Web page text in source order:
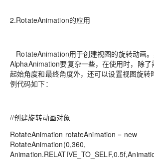
2.RotateAnimation的应用
RotateAnimation用于创建视图的旋转动画
AlphaAnimation要复杂一些，在使用时，除了
起始角度和最终角度外，还可以设置视图旋转
例代码如下：
//创建旋转动画对象
RotateAnimation rotateAnimation = new
RotateAnimation(0,360,